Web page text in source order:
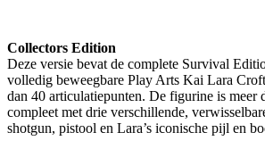
Collectors Edition
Deze versie bevat de complete Survival
volledig beweegbare Play Arts Kai Lara
dan 40 articulatiepunten. De figurine is meer
compleet met drie verschillende,
shotgun, pistool en Lara’s iconische pijl en